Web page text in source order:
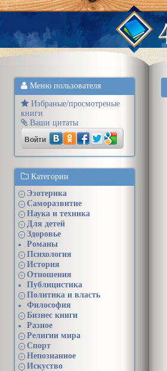
Меню пользователя
Избраные/просмотреные
книги
Ваши цитаты
Войти
Категории
+ Эзотерика
+ Саморазвитие
+ Наука и техника
+ Для детей
+
Здоровье
Романы
+ Психология
+ История
+
Отношения
Публицистика
+
Политика и власть
Философия
+
Бизнес книги
Разное
+ Религии мира
+ Спорт
+ Непознанное
+
Искуство